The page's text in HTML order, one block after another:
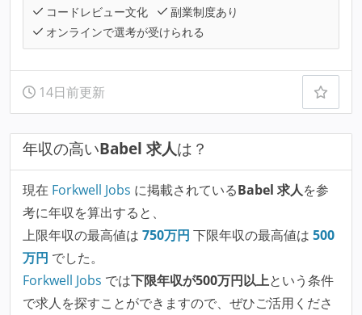
コードレビュー文化
副業制度あり
オンラインで選考が受けられる
14日前更新
年収の高いBabel 求人は？
現在 Forkwell Jobs に掲載されているBabel 求人を参
考に年収を算出すると、
上限年収の最高値は 750万円 下限年収の最高値は 500
万円 でした。
Forkwell Jobs では下限年収が500万円以上という条件
で求人を探すことができますので、ぜひご活用くださ